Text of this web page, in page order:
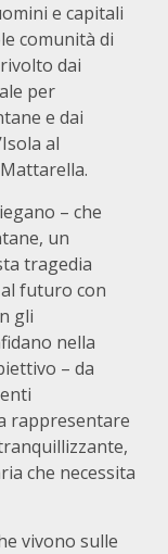
e capitali
comunità di
dai
per
e dai
al
– che
un
tragedia
futuro con
gli
nella
– da
rappresentare
che necessita
vivono sulle